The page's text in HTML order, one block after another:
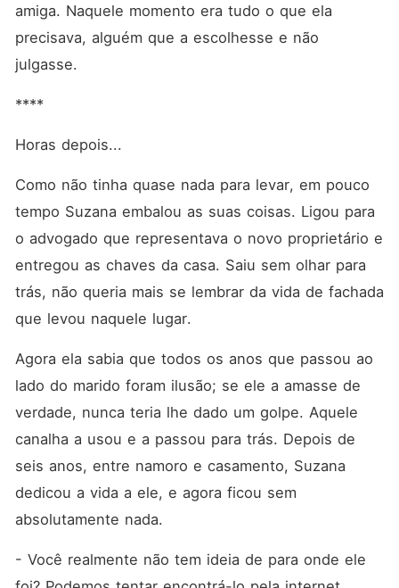
amiga. Naquele momento era tudo o que ela
precisava, alguém que a escolhesse e não
julgasse.
****
Horas depois...
Como não tinha quase nada para levar, em pouco
tempo Suzana embalou as suas coisas. Ligou para
o advogado que representava o novo proprietário e
entregou as chaves da casa. Saiu sem olhar para
trás, não queria mais se lembrar da vida de fachada
que levou naquele lugar.
Agora ela sabia que todos os anos que passou ao
lado do marido foram ilusão; se ele a amasse de
verdade, nunca teria lhe dado um golpe. Aquele
canalha a usou e a passou para trás. Depois de
seis anos, entre namoro e casamento, Suzana
dedicou a vida a ele, e agora ficou sem
absolutamente nada.
- Você realmente não tem ideia de para onde ele